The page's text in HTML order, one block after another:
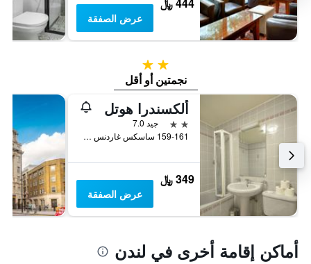
عرض الصفقة
2 نجمتين
نجمتين أو أقل
ألكسندرا هوتل
2 نجمتين
جيد 7.0
159-161 ساسكس غاردنس هايد بارك, لندن, المملكة المتحدة
349 ﷼
عرض الصفقة
أماكن إقامة أخرى في لندن